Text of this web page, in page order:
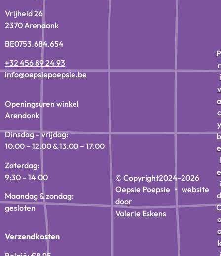
Vrijheid 26
2370 Arendonk
BE0753.684.654
+32 456 89 24 93
info@oepsiepoepsie.be
Openingsuren winkel
Arendonk
Dinsdag – vrijdag:
10:00 – 12:00 & 13:00 – 17:00
Zaterdag:
9:30 – 14:00
Maandag & zondag:
gesloten
Verzendkosten
© Copyright2024-2026
Oepsie Poepsie • website
door
Valerie Eskens
P
r
i
v
a
c
y
b
e
l
e
i
d
C
o
o
k